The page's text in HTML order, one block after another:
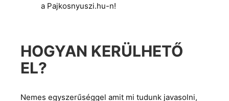
a Pajkosnyuszi.hu-n!
HOGYAN KERÜLHETŐ
EL?
Nemes egyszerűséggel amit mi tudunk javasolni,